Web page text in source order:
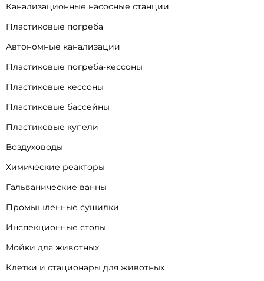
Канализационные насосные станции
Пластиковые погреба
Автономные канализации
Пластиковые погреба-кессоны
Пластиковые кессоны
Пластиковые бассейны
Пластиковые купели
Воздуховоды
Химические реакторы
Гальванические ванны
Промышленные сушилки
Инспекционные столы
Мойки для животных
Клетки и стационары для животных